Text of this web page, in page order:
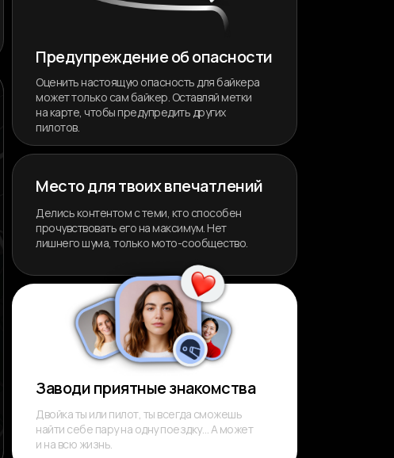
Делись контентом с теми, кто способен
прочувствовать его на максимум. Нет
лишнего шума, только мото-сообщество.
Место для твоих впечатлений
Оценить настоящую опасность для байкера
может только сам байкер. Оставляй метки
на карте, чтобы предупредить других
пилотов.
Предупреждение об опасности
Двойка ты или пилот, ты всегда сможешь
найти себе пару на одну поездку… А может
и на всю жизнь.
Заводи приятные знакомства